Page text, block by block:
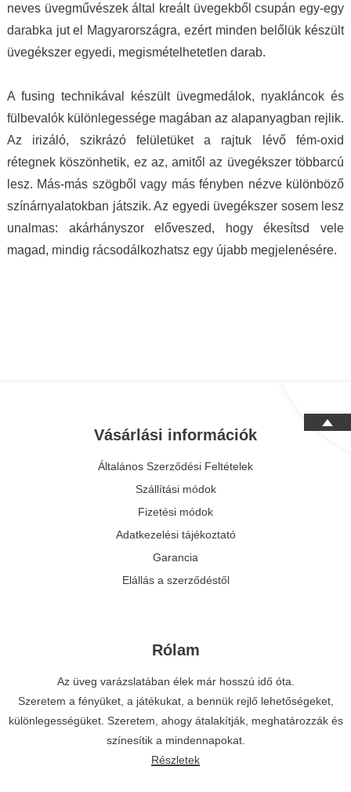
királylány. Varázslat ám, ebben egészen
biztos vagyok.
neves üvegművészek által kreált üvegekből csupán egy-egy
darabka jut el Magyarországra, ezért minden belőlük készült
üvegékszer egyedi, megismételhetetlen darab.
A fusing technikával készült üvegmedálok, nyakláncok és
fülbevalók különlegessége magában az alapanyagban rejlik.
Az irizáló, szikrázó felületüket a rajtuk lévő fém-oxid
rétegnek köszönhetik, ez az, amitől az üvegékszer többarcú
lesz. Más-más szögből vagy más fényben nézve különböző
színárnyalatokban játszik. Az egyedi üvegékszer sosem lesz
unalmas: akárhányszor előveszed, hogy ékesítsd vele
magad, mindig rácsodálkozhatsz egy újabb megjelenésére.
Vásárlási információk
Általános Szerződési Feltételek
Szállítási módok
Fizetési módok
Adatkezelési tájékoztató
Garancia
Elállás a szerződéstől
Rólam
Az üveg varázslatában élek már hosszú idő óta.
Szeretem a fényüket, a játékukat, a bennük rejlő lehetőségeket,
különlegességüket. Szeretem, ahogy átalakítják, meghatározzák és
színesítik a mindennapokat.
Részletek